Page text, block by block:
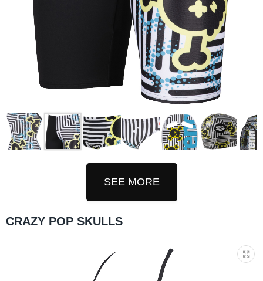
SEE MORE
CRAZY POP SKULLS